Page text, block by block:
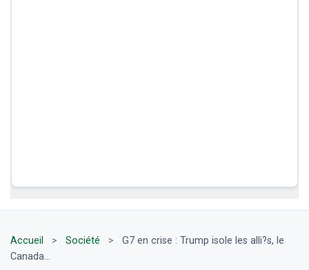
Accueil > Société >
G7 en crise : Trump isole les alli?s, le
Canada...